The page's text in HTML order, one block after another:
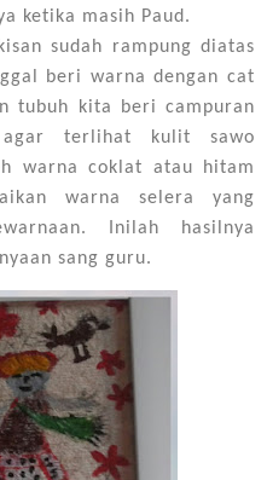
ketika masih Paud.
sudah rampung diatas
beri warna dengan cat
tubuh kita beri campuran
terlihat kulit sawo
warna coklat atau hitam
warna selera yang
Inilah hasilnya
sang guru.